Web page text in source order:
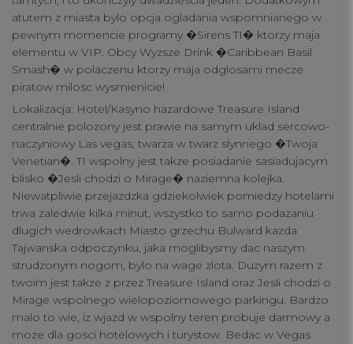
atutem z miasta bylo opcja ogladania wspomnianego w
pewnym momencie programy �Sirens TI� ktorzy maja
elementu w VIP. Obcy Wyzsze Drink �Caribbean Basil
Smash� w polaczenu ktorzy maja odglosami mecze
piratow milosc wysmienicie!
Lokalizacja: Hotel/Kasyno hazardowe Treasure Island
centralnie polozony jest prawie na samym uklad sercowo-
naczyniowy Las vegas, twarza w twarz slynnego �Twoja
Venetian�. TI wspolny jest takze posiadanie sasiadujacym
blisko �Jesli chodzi o Mirage� naziemna kolejka.
Niewatpliwie przejazdzka gdziekolwiek pomiedzy hotelami
trwa zaledwie kilka minut, wszystko to samo podazaniu
dlugich wedrowkach Miasto grzechu Bulward kazda
Tajwanska odpoczynku, jaka moglibysmy dac naszym
strudzonym nogom, bylo na wage zlota. Duzym razem z
twoim jest takze z przez Treasure Island oraz Jesli chodzi o
Mirage wspolnego wielopoziomowego parkingu. Bardzo
malo to wie, iz wjazd w wspolny teren probuje darmowy a
moze dla gosci hotelowych i turystow. Bedac w Vegas